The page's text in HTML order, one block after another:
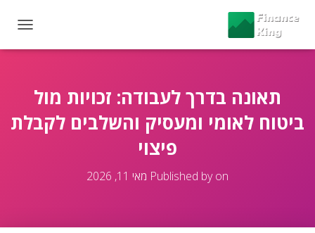
O
N
A
תאונה בדרך לעבודה: זכויות מול
ביטוח לאומי ומעסיק והשלבים לקבלת
פיצוי
Published byon מאי 11, 2026